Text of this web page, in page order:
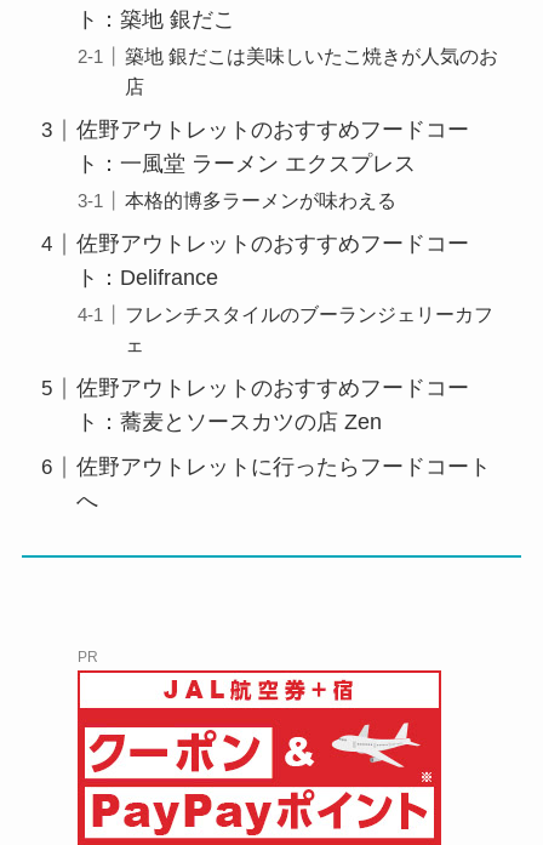
ト：築地 銀だこ
築地 銀だこは美味しいたこ焼きが人気のお
店
佐野アウトレットのおすすめフードコー
ト：一風堂 ラーメン エクスプレス
本格的博多ラーメンが味わえる
佐野アウトレットのおすすめフードコー
ト：Delifrance
フレンチスタイルのブーランジェリーカフ
ェ
佐野アウトレットのおすすめフードコー
ト：蕎麦とソースカツの店 Zen
佐野アウトレットに行ったらフードコート
へ
PR